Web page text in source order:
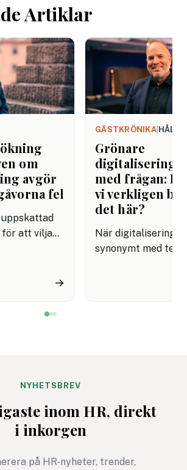
Artiklar
om
avgör
fel
för att vilja
där en
→
GÄSTKRÖNIKA|
Grönare
digitalisering
med frågan:
vi verkligen
det här?
När digitalisering
synonymt med
digital
NYHETSBREV
inom HR, direkt
i inkorgen
på HR-nyheter, trender,